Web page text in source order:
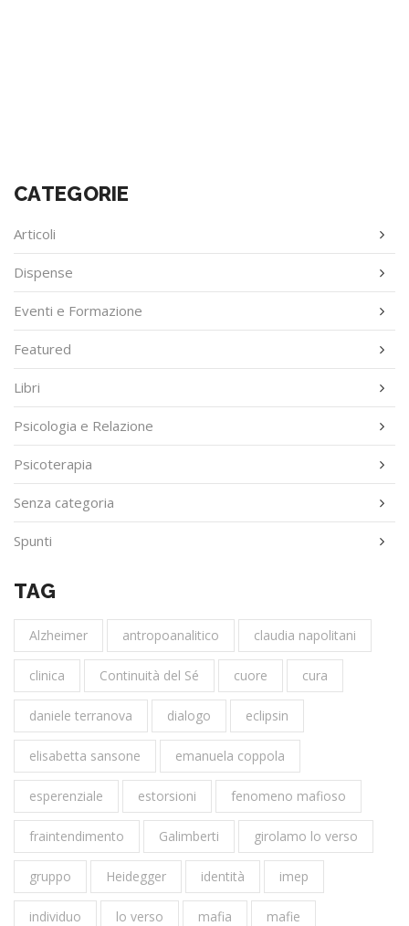
CATEGORIE
Articoli
Dispense
Eventi e Formazione
Featured
Libri
Psicologia e Relazione
Psicoterapia
Senza categoria
Spunti
TAG
Alzheimer antropoanalitico claudia napolitani
clinica Continuità del Sé cuore cura
daniele terranova dialogo eclipsin
elisabetta sansone emanuela coppola
esperenziale estorsioni fenomeno mafioso
fraintendimento Galimberti girolamo lo verso
gruppo Heidegger identità imep
individuo lo verso mafia mafie